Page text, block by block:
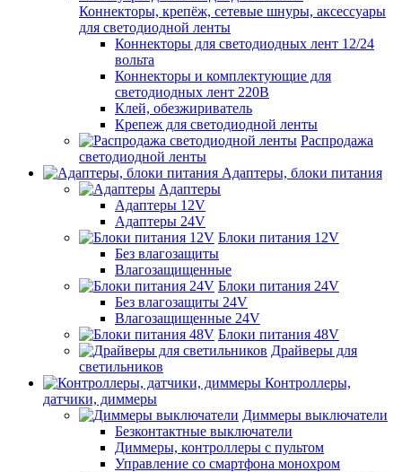
Коннекторы, крепёж, сетевые шнуры, аксессуары
для светодиодной ленты
Коннекторы для светодиодных лент 12/24
вольта
Коннекторы и комплектующие для
светодиодных лент 220В
Клей, обезжириватель
Крепеж для светодиодной ленты
Распродажа
светодиодной ленты
Адаптеры, блоки питания
Адаптеры
Адаптеры 12V
Адаптеры 24V
Блоки питания 12V
Без влагозащиты
Влагозащищенные
Блоки питания 24V
Без влагозащиты 24V
Влагозащищенные 24V
Блоки питания 48V
Драйверы для
светильников
Контроллеры,
датчики, диммеры
Диммеры выключатели
Безконтактные выключатели
Диммеры, контроллеры с пультом
Управление со смартфона монохром